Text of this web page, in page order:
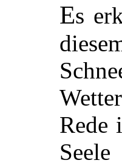
Es
Rede